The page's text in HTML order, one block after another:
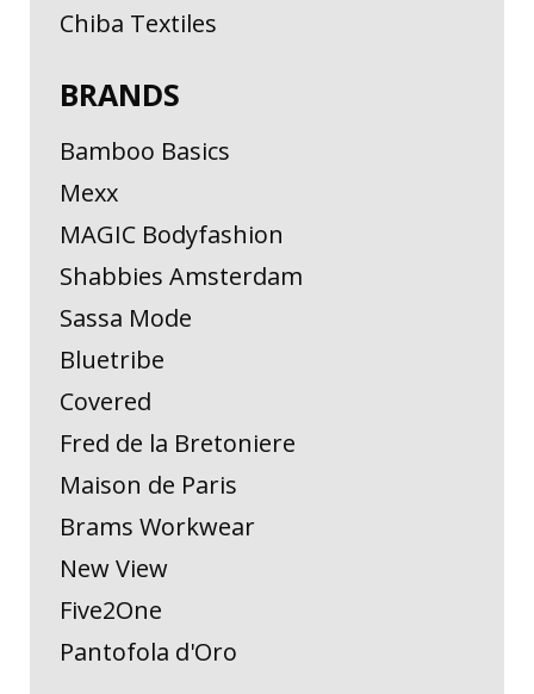
Chiba Textiles
BRANDS
Bamboo Basics
Mexx
MAGIC Bodyfashion
Shabbies Amsterdam
Sassa Mode
Bluetribe
Covered
Fred de la Bretoniere
Maison de Paris
Brams Workwear
New View
Five2One
Pantofola d'Oro